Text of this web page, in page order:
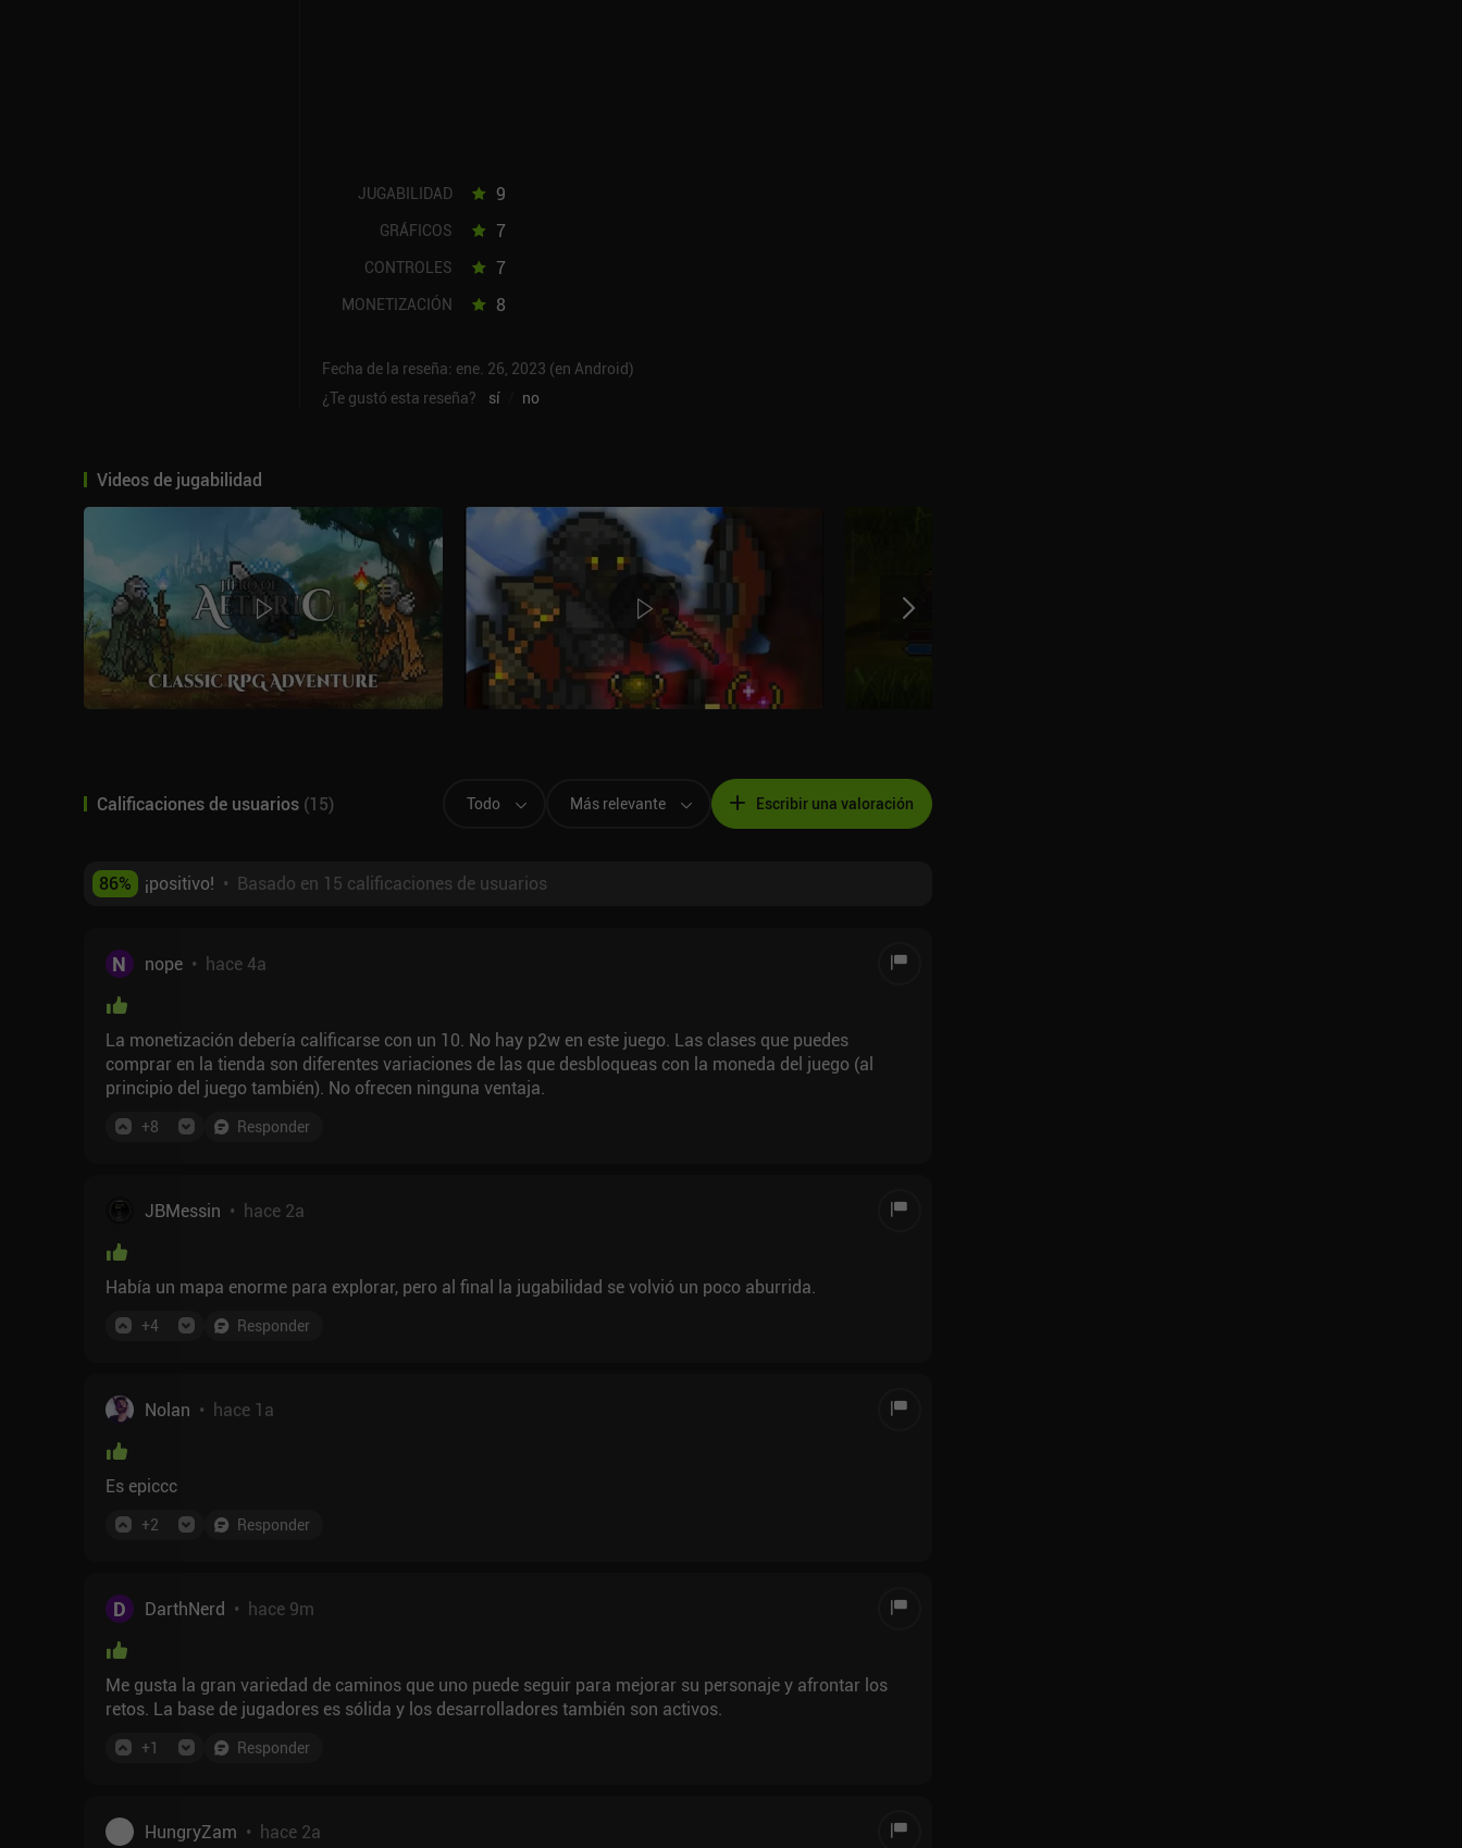
JUGABILIDAD 9
GRÁFICOS 7
CONTROLES 7
MONETIZACIÓN 8
Fecha de la reseña: ene. 26, 2023 (en Android)
¿Te gustó esta reseña?
sí no
Videos de jugabilidad
Calificaciones de usuarios (15) Todo Más relevante Escribir una valoración
86% ¡positivo! • Basado en 15 calificaciones de usuarios
N nope• hace 4a
La monetización debería calificarse con un 10. No hay p2w en este juego. Las clases que puedes
comprar en la tienda son diferentes variaciones de las que desbloqueas con la moneda del juego (al
principio del juego también). No ofrecen ninguna ventaja.
+8 Responder
JBMessin • hace 2a
Había un mapa enorme para explorar, pero al final la jugabilidad se volvió un poco aburrida.
+4 Responder
Nolan • hace 1a
Es epiccc
+2 Responder
D DarthNerd • hace 9m
Me gusta la gran variedad de caminos que uno puede seguir para mejorar su personaje y afrontar los
retos. La base de jugadores es sólida y los desarrolladores también son activos.
+1 Responder
HungryZam • hace 2a